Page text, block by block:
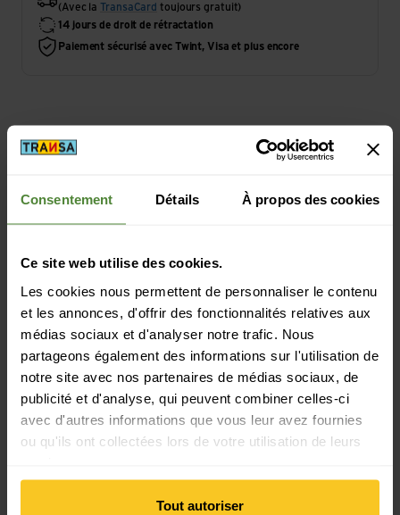
Consentement Détails À propos des cookies
Ce site web utilise des cookies.
Les cookies nous permettent de personnaliser le contenu
et les annonces, d'offrir des fonctionnalités relatives aux
médias sociaux et d'analyser notre trafic. Nous
partageons également des informations sur l'utilisation de
notre site avec nos partenaires de médias sociaux, de
publicité et d'analyse, qui peuvent combiner celles-ci
avec d'autres informations que vous leur avez fournies
ou qu'ils ont collectées lors de votre utilisation de leurs
Tout autoriser
(Avec la
TransaCard toujours gratuit)
14 jours de droit de rétractation
Paiement sécurisé avec Twint, Visa et plus encore
Points forts
Masse/poids
Poids en grammes: 60 g
Description
Spécification